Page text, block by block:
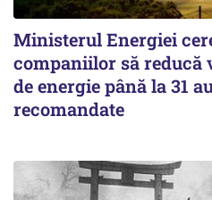
Ministerul Energiei
companiilor să reducă
de energie până la 31
recomandate